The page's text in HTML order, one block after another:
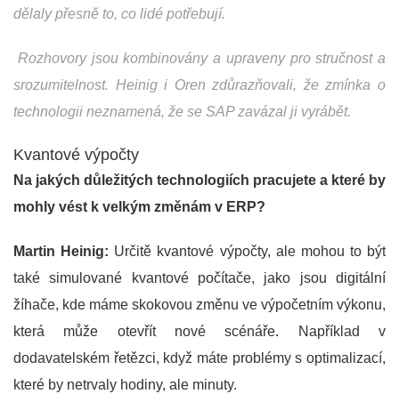
dělaly přesně to, co lidé potřebují.
Rozhovory jsou kombinovány a upraveny pro stručnost a
srozumitelnost. Heinig i Oren zdůrazňovali, že zmínka o
technologii neznamená, že se SAP zavázal ji vyrábět.
Kvantové výpočty
Na jakých důležitých technologiích pracujete a které by
mohly vést k velkým změnám v ERP?
Martin Heinig: Určitě kvantové výpočty, ale mohou to být
také simulované kvantové počítače, jako jsou digitální
žíhače, kde máme skokovou změnu ve výpočetním výkonu,
která může otevřít nové scénáře. Například v
dodavatelském řetězci, když máte problémy s optimalizací,
které by netrvaly hodiny, ale minuty.